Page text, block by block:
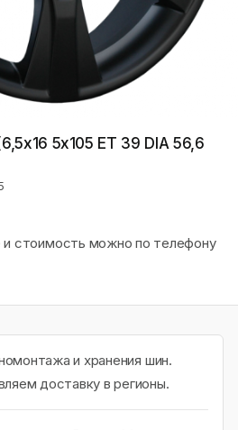
5x105 ET 39 DIA 56,6
и стоимость можно по телефону
и хранения шин.
доставку в регионы.